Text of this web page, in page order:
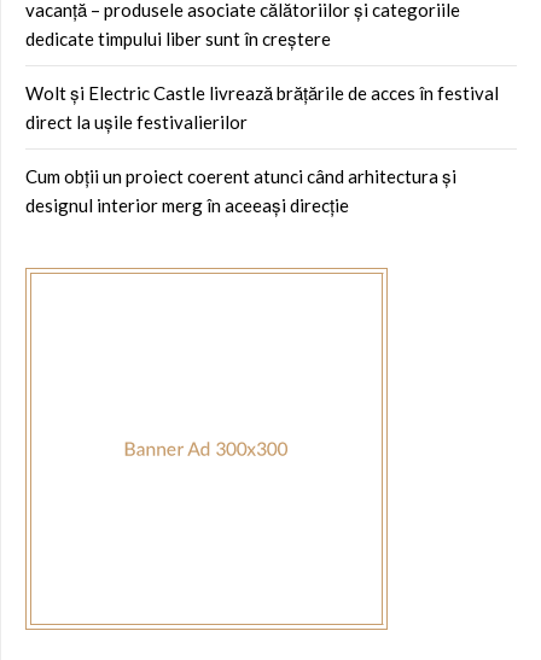
vacanță – produsele asociate călătoriilor și categoriile
dedicate timpului liber sunt în creștere
Wolt și Electric Castle livrează brățările de acces în festival
direct la ușile festivalierilor
Cum obții un proiect coerent atunci când arhitectura și
designul interior merg în aceeași direcție